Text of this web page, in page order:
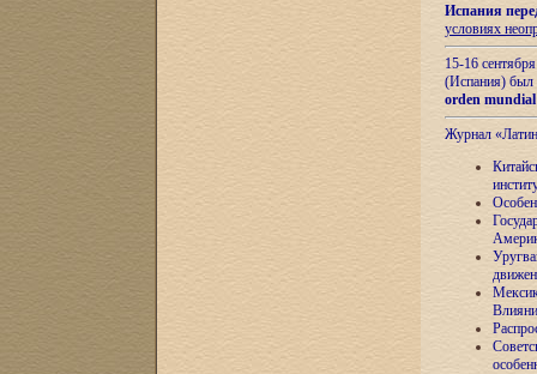
Испания
условиях
15-16
(Испания) был
orden
Журнал